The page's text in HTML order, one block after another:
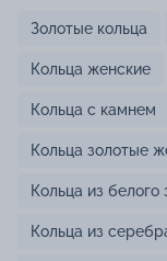
Золотые кольца
Кольца женские
Кольца с камнем
Кольца золотые
Кольца из белого
Кольца из